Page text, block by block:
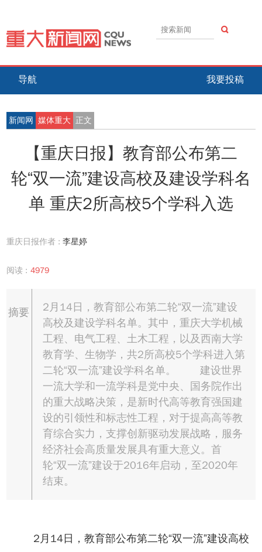
导航 我要投稿
新闻网 媒体重大 正文
【重庆日报】教育部公布第二
轮“双一流”建设高校及建设学科名
单 重庆2所高校5个学科入选
重庆日报作者 :李星婷
阅读 : 4979
摘要
2月14日，教育部公布第二轮“双一流”建设
高校及建设学科名单。其中，重庆大学机械
工程、电气工程、土木工程，以及西南大学
教育学、生物学，共2所高校5个学科进入第
二轮“双一流”建设学科名单。 建设世界
一流大学和一流学科是党中央、国务院作出
的重大战略决策，是新时代高等教育强国建
设的引领性和标志性工程，对于提高高等教
育综合实力，支撑创新驱动发展战略，服务
经济社会高质量发展具有重大意义。首
轮“双一流”建设于2016年启动，至2020年
结束。
2月14日，教育部公布第二轮“双一流”建设高校